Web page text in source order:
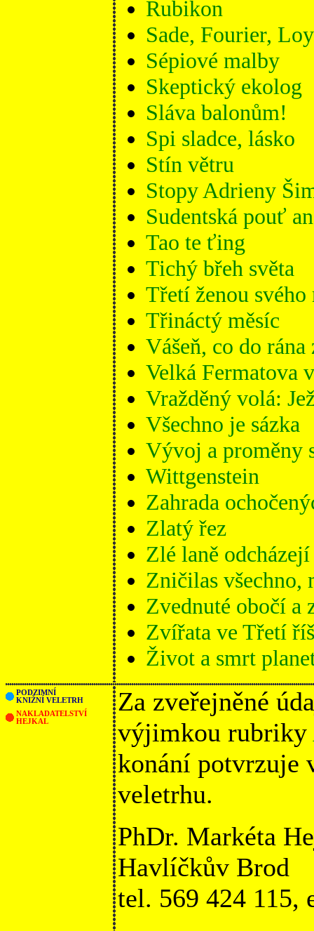
Rubikon
Sade, Fourier,
Sépiové malby
Skeptický ekolog
Sláva balonům!
Spi sladce, lásko
Stín větru
Stopy Adrieny
Sudentská pouť
Tao te ťing
Tichý břeh světa
Třetí ženou svého
Třináctý měsíc
Vášeň, co do rána
Velká Fermatova
Vražděný volá:
Všechno je sázka
Vývoj a proměny
Wittgenstein
Zahrada
Zlatý řez
Zlé laně
Zničilas všechno,
Zvednuté obočí a
Zvířata ve Třetí
Život a smrt
PODZIMNÍ
KNIŽNÍ VELETRH
NAKLADATELSTVÍ
HEJKAL
Za zveřejněné
výjimkou rubriky
konání potvrzuje
veletrhu.
PhDr. Markéta
Havlíčkův Brod
tel. 569 424 115,